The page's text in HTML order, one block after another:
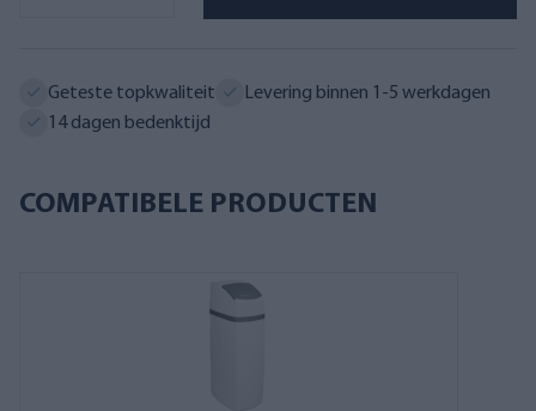
Geteste topkwaliteit
Levering binnen 1-5 werkdagen
14 dagen bedenktijd
COMPATIBELE PRODUCTEN